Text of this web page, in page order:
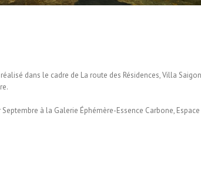
dans le cadre de La route des Résidences, Villa
à la Galerie Éphémère-Essence Carbone,